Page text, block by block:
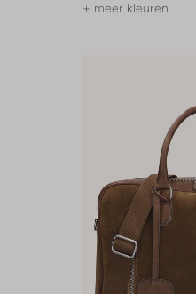
+ meer kleuren